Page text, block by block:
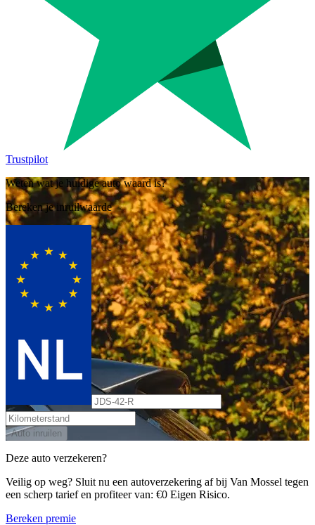
Trustpilot
Weten wat je huidige auto waard is?
Bereken je inruilwaarde
Auto inruilen
Deze auto verzekeren?
Veilig op weg? Sluit nu een autoverzekering af bij Van Mossel tegen
een scherp tarief en profiteer van: €0 Eigen Risico.
Bereken premie